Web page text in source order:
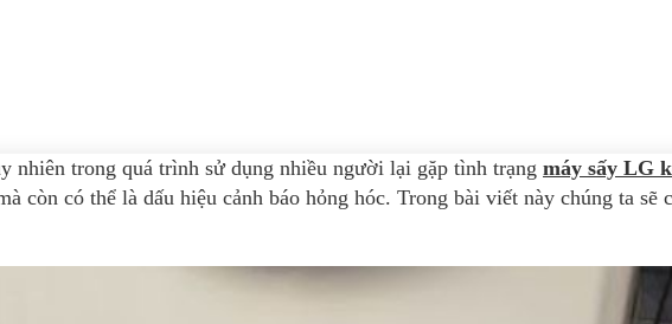
nhiên trong quá trình sử dụng nhiều người lại gặp tình trạng máy sấy LG
còn có thể là dấu hiệu cảnh báo hỏng hóc. Trong bài viết này chúng ta sẽ